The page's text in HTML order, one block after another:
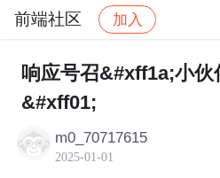
前端社区 加入
社区 前端社区 感慨
响应号召&#xff1a;小
&#xff01;
m0_70717615
2025-01-01